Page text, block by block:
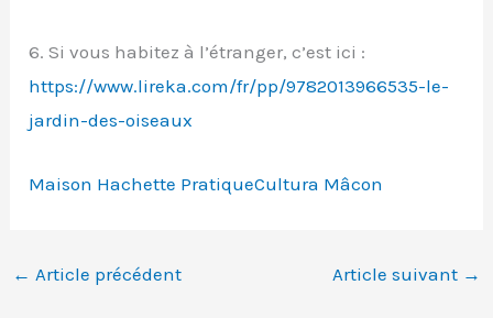
6. Si vous habitez à l’étranger, c’est ici :
https://www.lireka.com/fr/pp/9782013966535-le-
jardin-des-oiseaux
Maison Hachette PratiqueCultura Mâcon
← Article précédent Article suivant →